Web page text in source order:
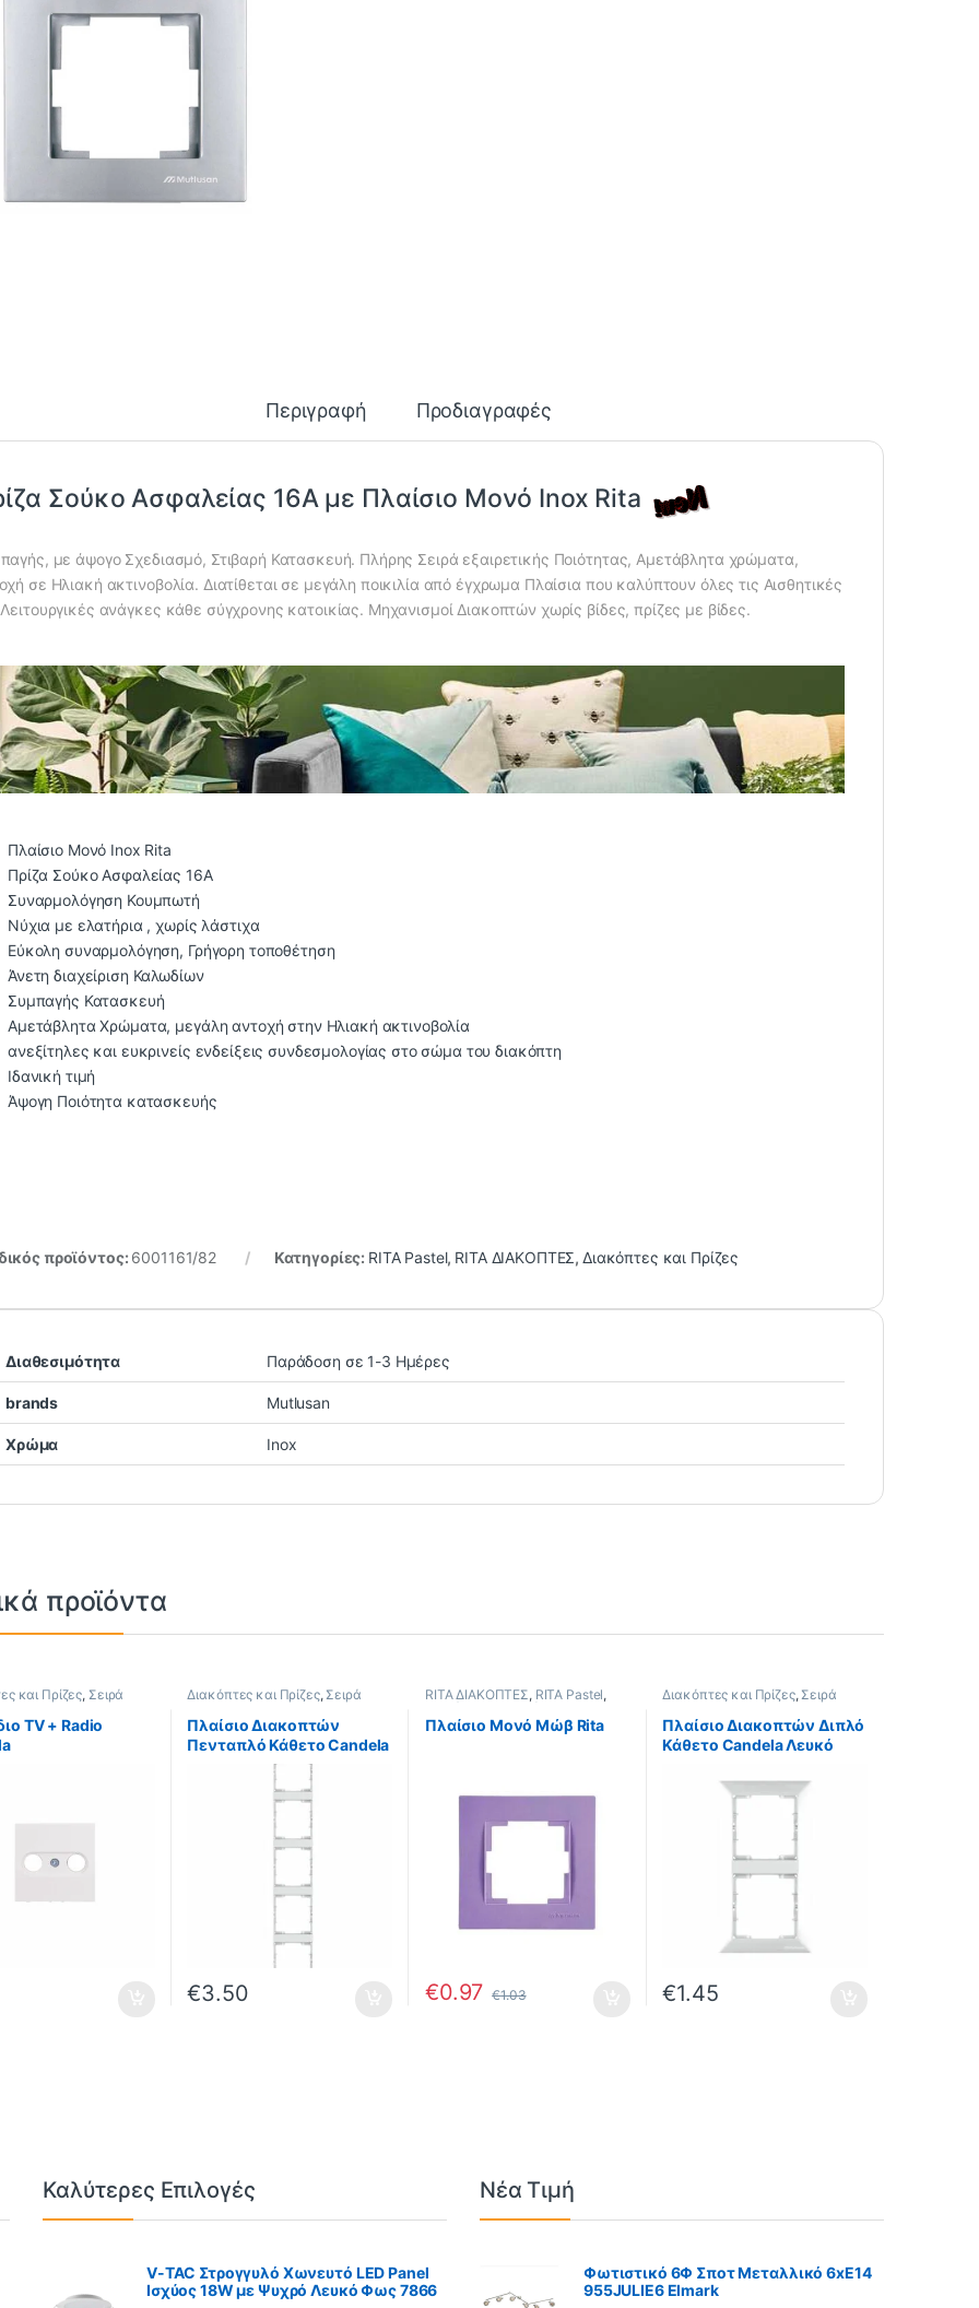
Περιγραφή Προδιαγραφές
Σούκο Ασφαλείας 16Α με Πλαίσιο Μονό Inox Rita
με άψογο Σχεδιασμό, Στιβαρή Κατασκευή. Πλήρης Σειρά εξαιρετικής Ποιότητας, Αμετάβλητα χρώματα,
σε Ηλιακή ακτινοβολία. Διατίθεται σε μεγάλη ποικιλία από έγχρωμα Πλαίσια που καλύπτουν όλες τις Αισθητικές
ανάγκες κάθε σύγχρονης κατοικίας. Μηχανισμοί Διακοπτών χωρίς βίδες, πρίζες με βίδες.
Πλαίσιο Μονό Inox Rita
Πρίζα Σούκο Ασφαλείας 16Α
Συναρμολόγηση Κουμπωτή
Νύχια με ελατήρια , χωρίς λάστιχα
Εύκολη συναρμολόγηση, Γρήγορη τοποθέτηση
Άνετη διαχείριση Καλωδίων
Συμπαγής Κατασκευή
Αμετάβλητα Χρώματα, μεγάλη αντοχή στην Ηλιακή ακτινοβολία
ανεξίτηλες και ευκρινείς ενδείξεις συνδεσμολογίας στο σώμα του διακόπτη
Ιδανική τιμή
Άψογη Ποιότητα κατασκευής
προϊόντος: 6001161/82 Κατηγορίες: RITA Pastel, RITA ΔΙΑΚΟΠΤΕΣ, Διακόπτες και Πρίζες
Διαθεσιμότητα Παράδοση σε 1-3 Ημέρες
brands Mutlusan
Χρώμα Inox
προϊόντα
και Πρίζες, Σειρά
TV + Radio
Διακόπτες και Πρίζες,Σειρά
Candela Natural
Candela Λευκό
Πλαίσιο Διακοπτών
Πενταπλό Κάθετο Candela
€3.50
RITA ΔΙΑΚΟΠΤΕΣ, RITA Pastel,
Διακόπτες και Πρίζες
Πλαίσιο Μονό Μώβ Rita
€0.97 €1.03
Διακόπτες και Πρίζες,Σειρά
Candela Natural
Candela Λευκό
Πλαίσιο Διακοπτών Διπλό
Κάθετο Candela Λευκό
€1.45
Καλύτερες Επιλογές
V-TAC Στρογγυλό Χωνευτό LED Panel
Ισχύος 18W με Ψυχρό Λευκό Φως 7866
Νέα Τιμή
Φωτιστικό 6Φ Σποτ Μεταλλικό 6xE14
955JULIE6 Elmark